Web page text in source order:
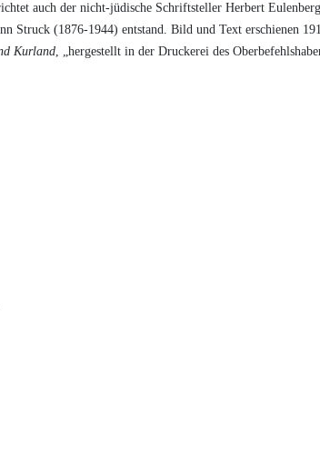
auch der nicht-jüdische Schriftsteller Herbert
Struck (1876-1944) entstand. Bild und Text erschienen
Kurland, „hergestellt in der Druckerei des